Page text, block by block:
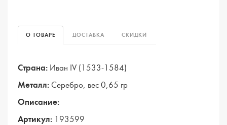
О ТОВАРЕ ДОСТАВКА СКИДКИ
Страна: Иван IV (1533-1584)
Металл: Серебро, вес 0,65 гр
Описание:
Артикул: 193599